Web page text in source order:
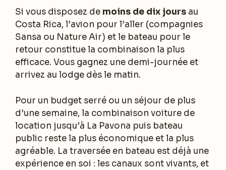
Si vous disposez de moins de dix jours au
Costa Rica, l’avion pour l’aller (compagnies
Sansa ou Nature Air) et le bateau pour le
retour constitue la combinaison la plus
efficace. Vous gagnez une demi-journée et
arrivez au lodge dès le matin.
Pour un budget serré ou un séjour de plus
d’une semaine, la combinaison voiture de
location jusqu’à La Pavona puis bateau
public reste la plus économique et la plus
agréable. La traversée en bateau est déjà une
expérience en soi : les canaux sont vivants, et